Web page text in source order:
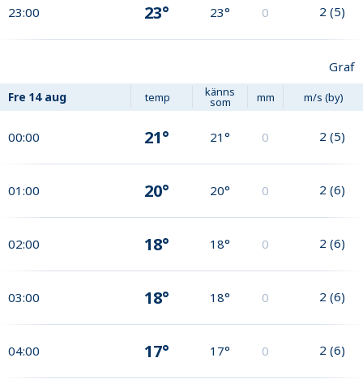
23:00 23° 23° 0 2 (5)
Graf
Fre 14 aug temp känns
som mm m/s (by)
00:00 21° 21° 0 2 (5)
01:00 20° 20° 0 2 (6)
02:00 18° 18° 0 2 (6)
03:00 18° 18° 0 2 (6)
04:00 17° 17° 0 2 (6)